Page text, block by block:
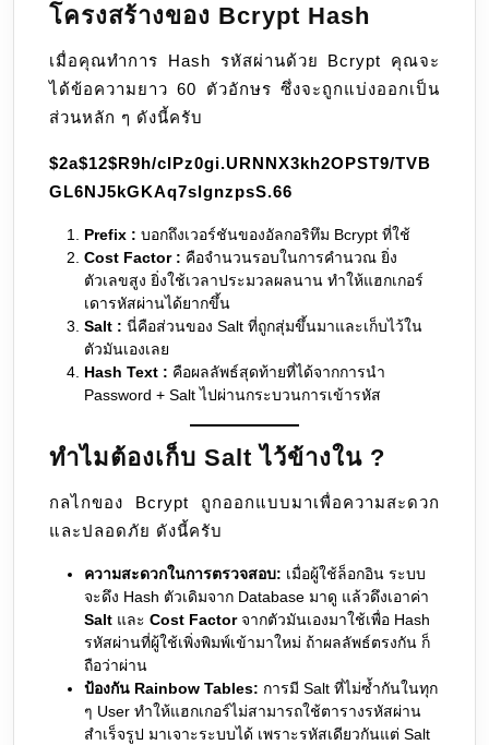
โครงสร้างของ Bcrypt Hash
เมื่อคุณทำการ Hash รหัสผ่านด้วย Bcrypt คุณจะ
ได้ข้อความยาว 60 ตัวอักษร ซึ่งจะถูกแบ่งออกเป็น
ส่วนหลัก ๆ ดังนี้ครับ
$2a$12$R9h/cIPz0gi.URNNX3kh2OPST9/TVB
GL6NJ5kGKAq7slgnzpsS.66
Prefix : บอกถึงเวอร์ชันของอัลกอริทึม Bcrypt ที่ใช้
Cost Factor : คือจำนวนรอบในการคำนวณ ยิ่ง
ตัวเลขสูง ยิ่งใช้เวลาประมวลผลนาน ทำให้แฮกเกอร์
เดารหัสผ่านได้ยากขึ้น
Salt : นี่คือส่วนของ Salt ที่ถูกสุ่มขึ้นมาและเก็บไว้ใน
ตัวมันเองเลย
Hash Text : คือผลลัพธ์สุดท้ายที่ได้จากการนำ
Password + Salt ไปผ่านกระบวนการเข้ารหัส
ทำไมต้องเก็บ Salt ไว้ข้างใน ?
กลไกของ Bcrypt ถูกออกแบบมาเพื่อความสะดวก
และปลอดภัย ดังนี้ครับ
ความสะดวกในการตรวจสอบ: เมื่อผู้ใช้ล็อกอิน ระบบ
จะดึง Hash ตัวเดิมจาก Database มาดู แล้วดึงเอาค่า
Salt และ Cost Factorจากตัวมันเองมาใช้เพื่อ Hash
รหัสผ่านที่ผู้ใช้เพิ่งพิมพ์เข้ามาใหม่ ถ้าผลลัพธ์ตรงกัน ก็
ถือว่าผ่าน
ป้องกัน Rainbow Tables: การมี Salt ที่ไม่ซ้ำกันในทุก
ๆ User ทำให้แฮกเกอร์ไม่สามารถใช้ตารางรหัสผ่าน
สำเร็จรูป มาเจาะระบบได้ เพราะรหัสเดียวกันแต่ Salt